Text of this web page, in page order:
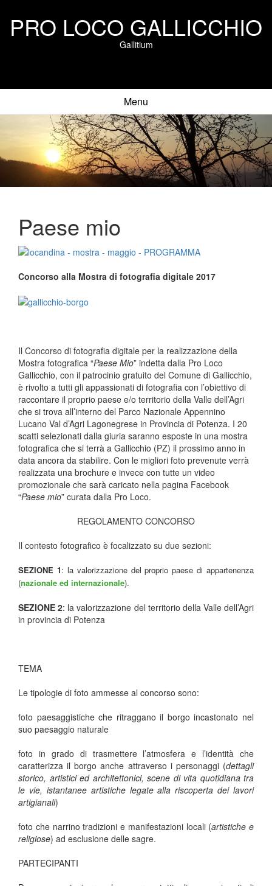
PRO LOCO GALLICCHIO
Gallitium
Menu
Paese mio
Concorso alla Mostra di fotografia digitale 2017
Il Concorso di fotografia digitale per la realizzazione della
Mostra fotografica “Paese Mio” indetta dalla Pro Loco
Gallicchio, con il patrocinio gratuito del Comune di Gallicchio,
è rivolto a tutti gli appassionati di fotografia con l’obiettivo di
raccontare il proprio paese e/o territorio della Valle dell’Agri
che si trova all’interno del Parco Nazionale Appennino
Lucano Val d’Agri Lagonegrese in Provincia di Potenza. I 20
scatti selezionati dalla giuria saranno esposte in una mostra
fotografica che si terrà a Gallicchio (PZ) il prossimo anno in
data ancora da stabilire. Con le migliori foto prevenute verrà
realizzata una brochure e invece con tutte un video
promozionale che sarà caricato nella pagina Facebook
“Paese mio” curata dalla Pro Loco.
REGOLAMENTO CONCORSO
Il contesto fotografico è focalizzato su due sezioni:
SEZIONE 1: la valorizzazione del proprio paese di appartenenza
(nazionale ed internazionale).
SEZIONE 2: la valorizzazione del territorio della Valle dell’Agri
in provincia di Potenza
TEMA
Le tipologie di foto ammesse al concorso sono:
foto paesaggistiche che ritraggano il borgo incastonato nel
suo paesaggio naturale
foto in grado di trasmettere l’atmosfera e l’identità che
caratterizza il borgo anche attraverso i personaggi (dettagli
storico, artistici ed architettonici, scene di vita quotidiana tra
le vie, istantanee artistiche legate alla riscoperta dei lavori
artigianali)
foto che narrino tradizioni e manifestazioni locali (artistiche e
religiose) ad esclusione delle sagre.
PARTECIPANTI